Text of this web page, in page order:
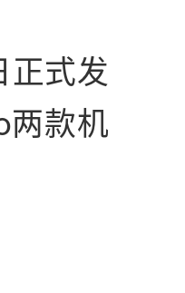
正式发
两款机